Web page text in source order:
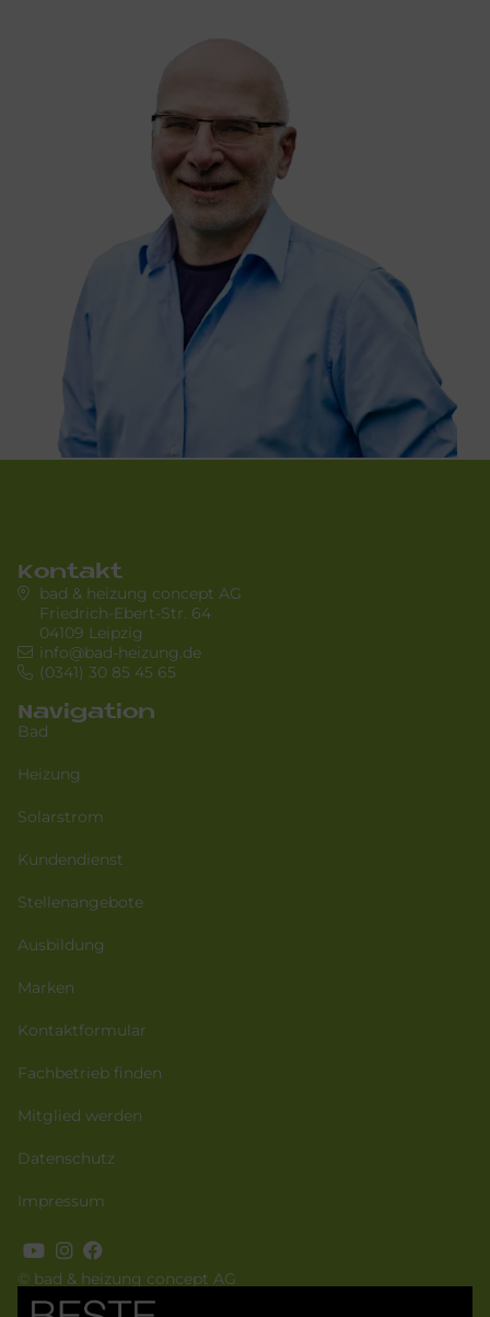
© bad & heizung concept AG
Kontakt
bad & heizung concept AG
Friedrich-Ebert-Str. 64
04109 Leipzig
info@bad-heizung.de
(0341) 30 85 45 65
Navigation
Bad
Heizung
Solarstrom
Kundendienst
Stellenangebote
Ausbildung
Marken
Kontaktformular
Fachbetrieb finden
Mitglied werden
Datenschutz
Impressum